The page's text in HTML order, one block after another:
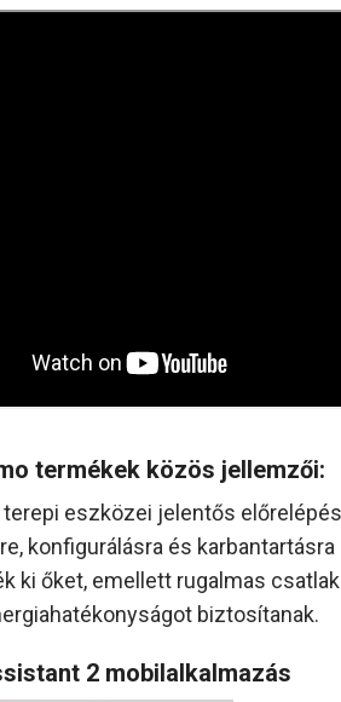
termékek közös jellemzői:
terepi eszközei jelentős
konfigurálásra és
ki őket, emellett rugalmas
biztosítanak.
2 mobilalkalmazás